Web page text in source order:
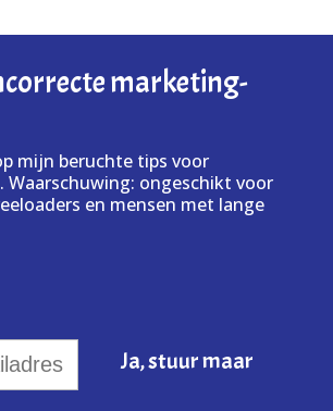
marketing-
mijn beruchte tips voor
Waarschuwing: ongeschikt voor
en mensen met lange